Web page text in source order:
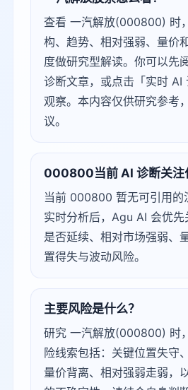
查看 一汽解放(000800) 时
构、趋势、相对强弱、量价
度做研究型解读。你可以先
诊断文章，或点击「实时 AI
观察。本内容仅供研究参考
议。
000800当前 AI 诊断关注
当前 000800 暂无可引用的
实时分析后，Agu AI 会优先
是否延续、相对市场强弱、
置得失与波动风险。
主要风险是什么？
研究 一汽解放(000800) 时
险线索包括：关键位置失守
量价背离、相对强弱走弱，